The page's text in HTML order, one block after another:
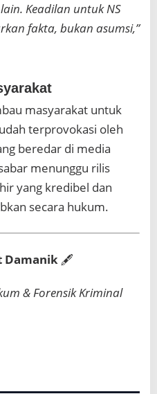
Keadilan untuk NS
fakta, bukan asumsi,”
masyarakat untuk
terprovokasi oleh
beredar di media
menunggu rilis
yang kredibel dan
secara hukum.
Damanik 🖋️
& Forensik Kriminal